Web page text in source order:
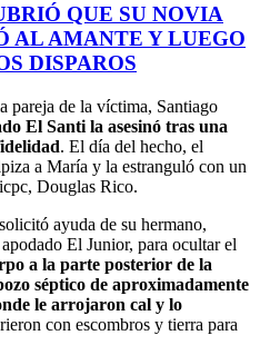
QUE SU NOVIA
AL AMANTE Y LUEGO
DISPAROS
pareja de la víctima, Santiago
El Santi la asesinó tras una
. El día del hecho, el
a María y la estranguló con un
Douglas Rico.
ayuda de su hermano,
El Junior, para ocultar el
a la parte posterior de la
séptico de aproximadamente
le arrojaron cal y lo
con escombros y tierra para